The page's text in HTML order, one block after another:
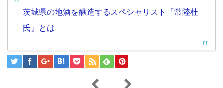
茨城県の地酒を醸造するスペシャリスト『常陸杜
氏』とは